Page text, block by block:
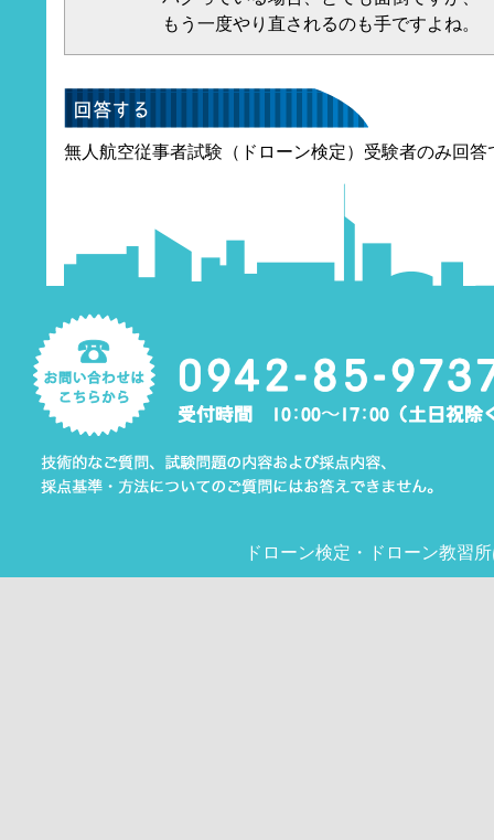
もう一度やり直されるのも手ですよね。
無人航空従事者試験（ドローン検定）受験者のみ回答
ドローン検定 ・ ドローン教習所